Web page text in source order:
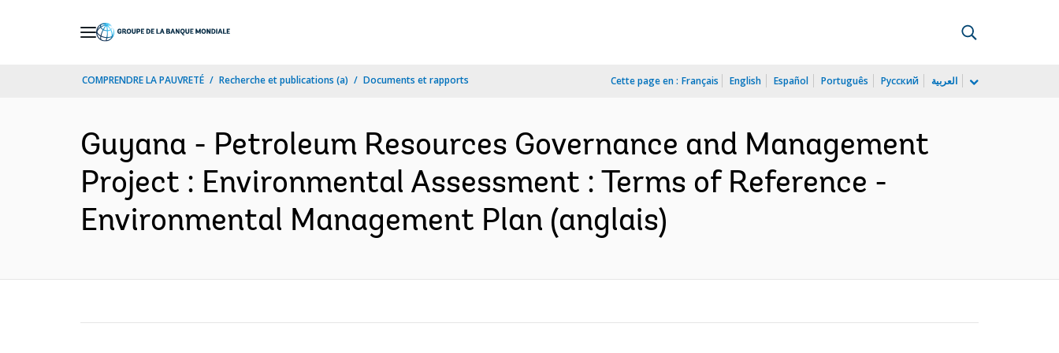
COMPRENDRE LA PAUVRETÉ Recherche et publications (a) Documents et rapports Cette page en : Français English Español Português Русский العربية
Guyana - Petroleum Resources Governance and Management
Project : Environmental Assessment : Terms of Reference -
Environmental Management Plan (anglais)